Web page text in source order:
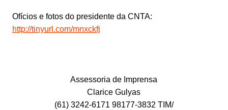
Ofícios e fotos do presidente da CNTA:
http://tinyurl.com/mnxckfj
Assessoria de Imprensa
Clarice Gulyas
(61) 3242-6171 98177-3832 TIM/